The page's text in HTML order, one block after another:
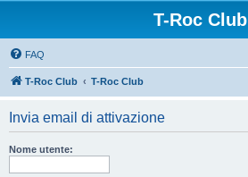
T-Roc Club
FAQ
T-Roc Club T-Roc Club
Invia email di attivazione
Nome utente: